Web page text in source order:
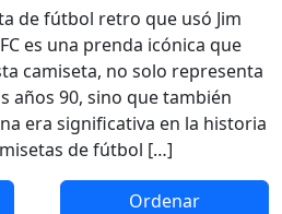
de fútbol retro que usó Jim
es una prenda icónica que
camiseta, no solo representa
años 90, sino que también
era significativa en la historia
de fútbol […]
Ordenar